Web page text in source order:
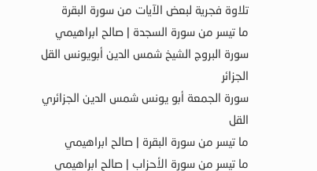
تلاوة فجرية لبعض الآيات من سورة البقرة
ما تيسر من سورة السجدة | صالح ابراهيمي
سورة البروج الشيخ شمس الدين أبويونس القل
الجزائر
سورة الجمعة أبو يونس شمس الدين الجزائري
القل
ما تيسر من سورة البقرة | صالح ابراهيمي
ما تيسر من سورة الأحزاب | صالح ابراهيمي